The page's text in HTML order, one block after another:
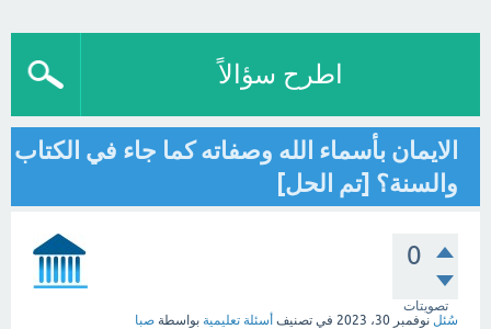
اطرح سؤالاً
الايمان بأسماء الله وصفاته كما جاء في الكتاب
والسنة؟ [تم الحل]
0
تصويتات
سُئل نوفمبر 30، 2023 في تصنيف أسئلة تعليمية بواسطة صبا